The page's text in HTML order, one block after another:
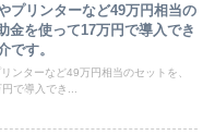
プリンターなど49万円相当の
金を使って17万円で導入でき
です。
ンターなど49万円相当のセットを、
で導入でき...